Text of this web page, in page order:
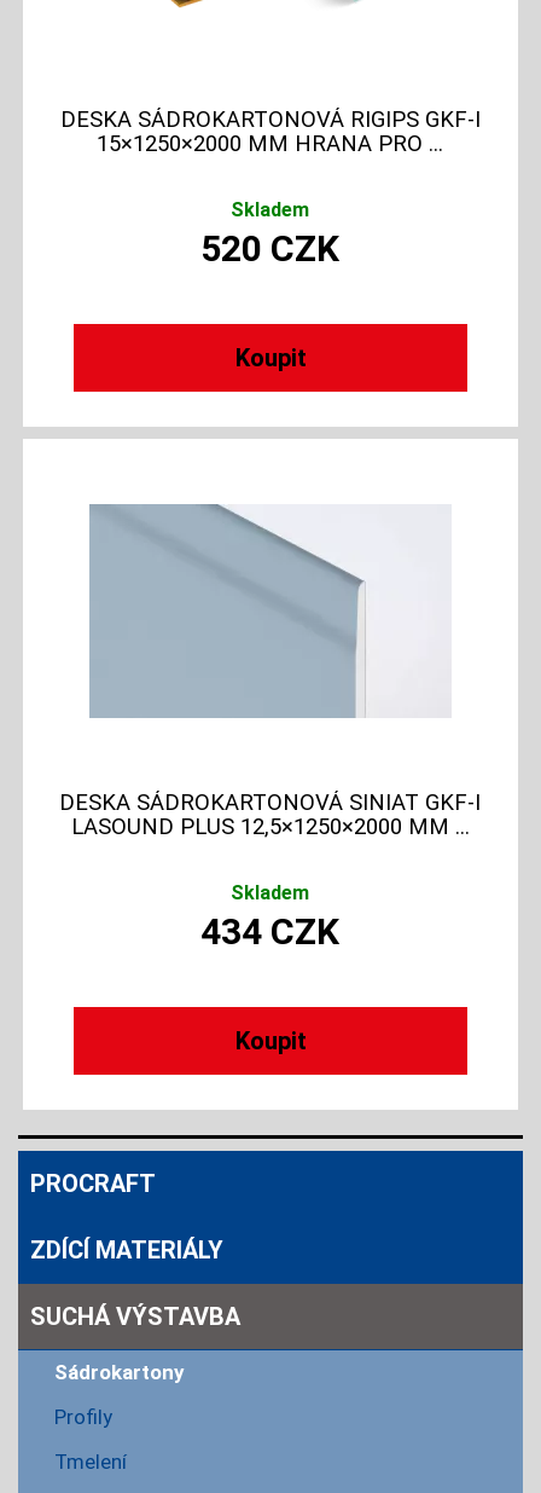
DESKA SÁDROKARTONOVÁ RIGIPS GKF-I
15×1250×2000 MM HRANA PRO ...
Skladem
520 CZK
DESKA SÁDROKARTONOVÁ SINIAT GKF-I
LASOUND PLUS 12,5×1250×2000 MM ...
Skladem
434 CZK
PROCRAFT
ZDÍCÍ MATERIÁLY
SUCHÁ VÝSTAVBA
Sádrokartony
Profily
Tmelení